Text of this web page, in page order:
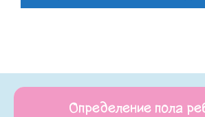
Определение пола